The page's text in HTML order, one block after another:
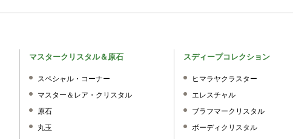
マスタークリスタル＆原石
スペシャル・コーナー
マスター＆レア・クリスタル
原石
丸玉
スディープコレクション
ヒマラヤクラスター
エレスチャル
ブラフマークリスタル
ボーディクリスタル